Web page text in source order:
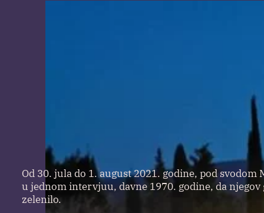
Od 30. jula do 1. august 2021. godine, pod
u jednom intervjuu, davne 1970. godine, da
zelenilo.